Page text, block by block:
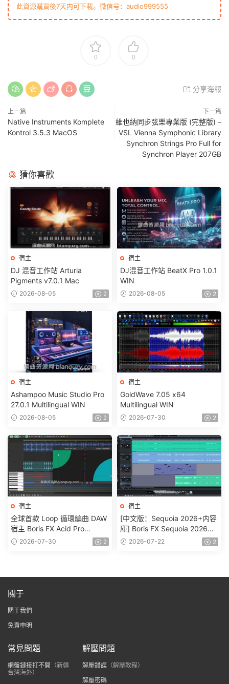
此資源購買後7天内可下載。微信号：audio999555
0 0
分享海報
上一篇
Native Instruments Komplete
Kontrol 3.5.3 MacOS
下一篇
維也納同步弦樂專業版 (完整版) –
VSL Vienna Symphonic Library
Synchron Strings Pro Full for
Synchron Player 207GB
猜你喜歡
宿主
DJ 混音工作站 Arturia
Pigments v7.0.1 Mac
2026-08-05 2
宿主
DJ混音工作站 BeatX Pro 1.0.1
WIN
2026-08-05 2
宿主
Ashampoo Music Studio Pro
27.0.1 Multilingual WIN
2026-08-05 2
宿主
GoldWave 7.05 x64
Multilingual WIN
2026-07-30 2
宿主
全球首款 Loop 循環編曲 DAW
宿主 Boris FX Acid Pro
2026.0.0.22 WIN
2026-07-30 2
宿主
[中文版：Sequoia 2026+内容
庫] Boris FX Sequoia 2026
v2026.0.2-R2R [WiN]
2026-07-22 2
關于
關于我們
免責申明
常見問題
網盤鏈接打不開
（新疆
台灣海外）
解壓問題
解壓錯誤（解壓教程）
解壓密碼